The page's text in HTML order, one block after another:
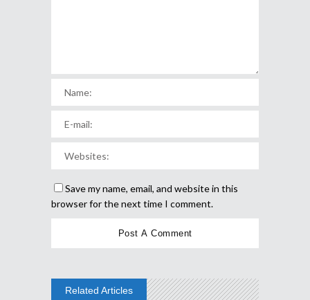
Save my name, email, and website in this
browser for the next time I comment.
Related Articles